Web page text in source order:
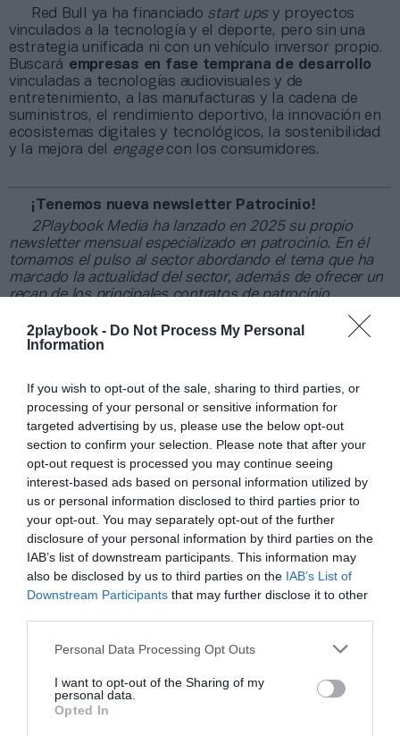
2playbook - Do Not Process My Personal
Information
If you wish to opt-out of the sale, sharing to third parties, or
processing of your personal or sensitive information for
targeted advertising by us, please use the below opt-out
section to confirm your selection. Please note that after your
opt-out request is processed you may continue seeing
interest-based ads based on personal information utilized by
us or personal information disclosed to third parties prior to
your opt-out. You may separately opt-out of the further
disclosure of your personal information by third parties on the
IAB’s list of downstream participants. This information may
also be disclosed by us to third parties on the IAB’s List of
Downstream Participants that may further disclose it to other
Personal Data Processing Opt Outs
I want to opt-out of the Sharing of my
personal data.
Opted In
Índex2P
Start ups deportivas
Red Bull ya ha financiado start ups y proyectos
vinculados a la tecnología y el deporte, pero sin una
estrategia unificada ni con un vehículo inversor propio.
Buscará empresas en fase temprana de desarrollo
vinculadas a tecnologías audiovisuales y de
entretenimiento, a las manufacturas y la cadena de
suministros, el rendimiento deportivo, la innovación en
ecosistemas digitales y tecnológicos, la sostenibilidad
y la mejora del
engage con los consumidores.
¡Tenemos nueva newsletter Patrocinio!
2Playbook Media ha lanzado en 2025 su propio
newsletter mensual especializado en patrocinio. En él
tomamos el pulso al sector abordando el tema que ha
marcado la actualidad del sector, además de ofrecer un
recap de los principales contratos de patrocinio
últimos 30 días y una entrevista con directores/as de las
principales marcas.
Añadir2Playbookcomo fuente preferida de Google
de forma gratuita
Mantente informado con las últimas noticias de actualidad.
ACTIVAR AHORA
Compartir
Imprimir